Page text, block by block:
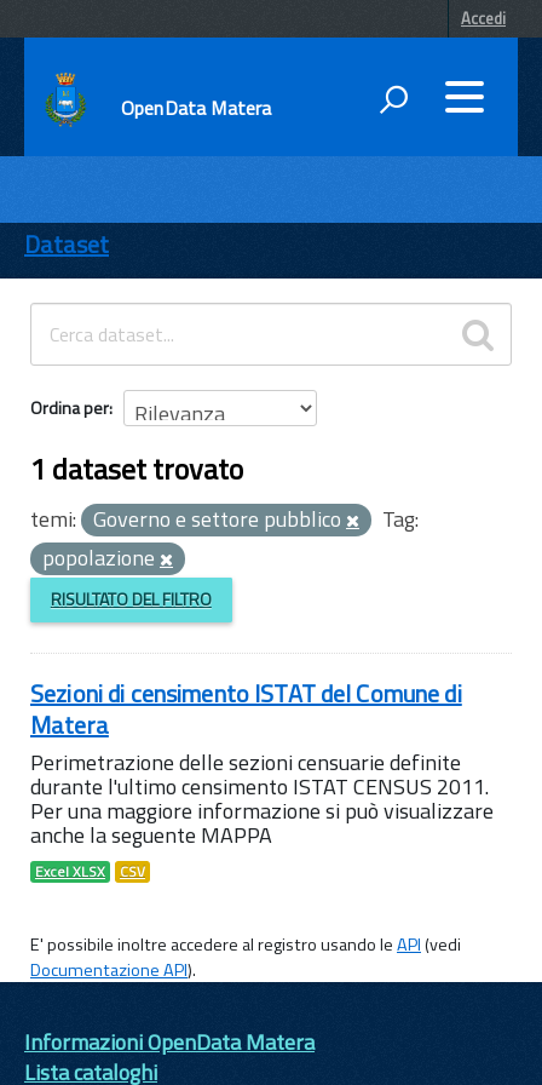
Accedi
OpenData Matera
ENTI
TEMI
INFORMAZIONI
Dataset
Ordina per
1 dataset trovato
temi: Governo e settore pubblico
Tag:
popolazione
RISULTATO DEL FILTRO
Sezioni di censimento ISTAT del Comune di
Matera
Perimetrazione delle sezioni censuarie definite
durante l'ultimo censimento ISTAT CENSUS 2011.
Per una maggiore informazione si può visualizzare
anche la seguente MAPPA
Excel XLSX CSV
E' possibile inoltre accedere al registro usando leAPI(vedi
Documentazione API).
Informazioni OpenData Matera
Lista cataloghi